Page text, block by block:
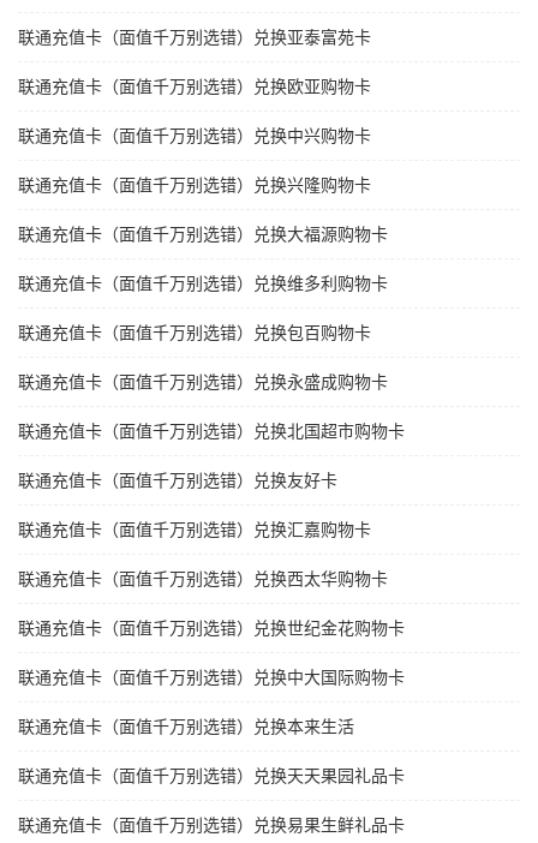
联通充值卡（面值千万别选错）兑换亚泰富苑卡
联通充值卡（面值千万别选错）兑换欧亚购物卡
联通充值卡（面值千万别选错）兑换中兴购物卡
联通充值卡（面值千万别选错）兑换兴隆购物卡
联通充值卡（面值千万别选错）兑换大福源购物卡
联通充值卡（面值千万别选错）兑换维多利购物卡
联通充值卡（面值千万别选错）兑换包百购物卡
联通充值卡（面值千万别选错）兑换永盛成购物卡
联通充值卡（面值千万别选错）兑换北国超市购物卡
联通充值卡（面值千万别选错）兑换友好卡
联通充值卡（面值千万别选错）兑换汇嘉购物卡
联通充值卡（面值千万别选错）兑换西太华购物卡
联通充值卡（面值千万别选错）兑换世纪金花购物卡
联通充值卡（面值千万别选错）兑换中大国际购物卡
联通充值卡（面值千万别选错）兑换本来生活
联通充值卡（面值千万别选错）兑换天天果园礼品卡
联通充值卡（面值千万别选错）兑换易果生鲜礼品卡